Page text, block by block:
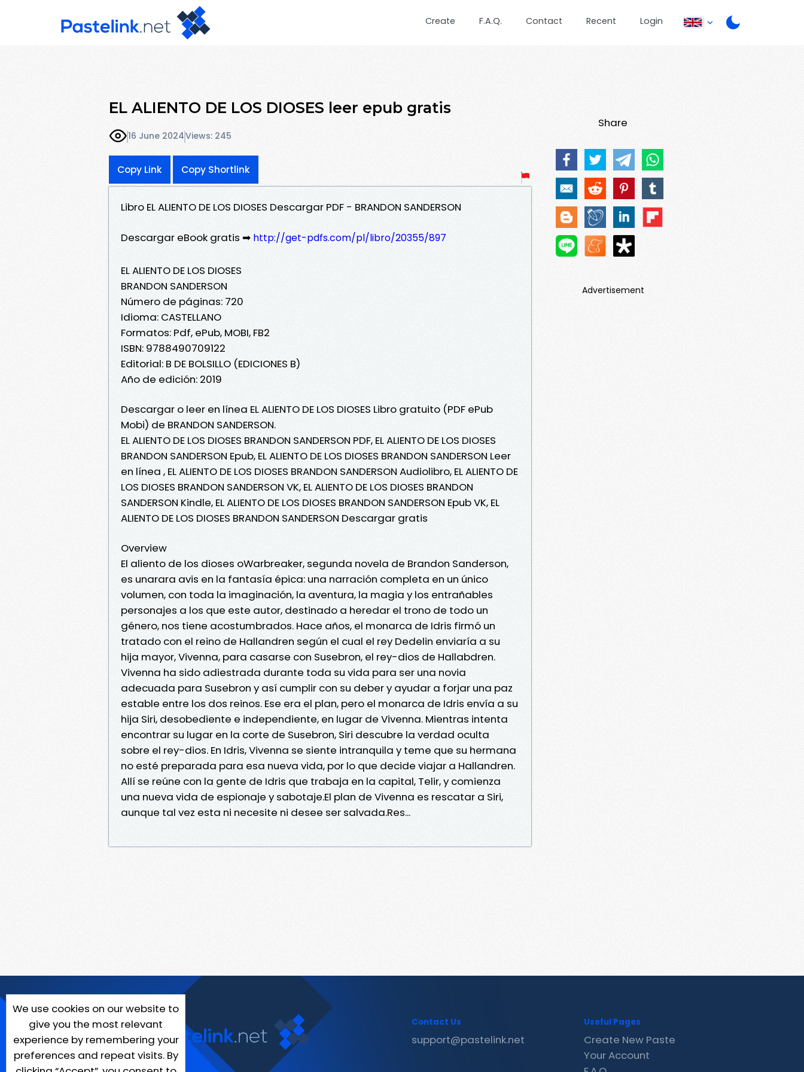
Create F.A.Q. Contact Recent Login
EL ALIENTO DE LOS DIOSES leer epub gratis
16 June 2024Views: 245
Copy Link Copy Shortlink
Libro EL ALIENTO DE LOS DIOSES Descargar PDF - BRANDON SANDERSON
Descargar eBook gratis ➡ http://get-pdfs.com/pl/libro/20355/897
EL ALIENTO DE LOS DIOSES
BRANDON SANDERSON
Número de páginas: 720
Idioma: CASTELLANO
Formatos: Pdf, ePub, MOBI, FB2
ISBN: 9788490709122
Editorial: B DE BOLSILLO (EDICIONES B)
Año de edición: 2019
Descargar o leer en línea EL ALIENTO DE LOS DIOSES Libro gratuito (PDF ePub
Mobi) de BRANDON SANDERSON.
EL ALIENTO DE LOS DIOSES BRANDON SANDERSON PDF, EL ALIENTO DE LOS DIOSES
BRANDON SANDERSON Epub, EL ALIENTO DE LOS DIOSES BRANDON SANDERSON Leer
en línea , EL ALIENTO DE LOS DIOSES BRANDON SANDERSON Audiolibro, EL ALIENTO DE
LOS DIOSES BRANDON SANDERSON VK, EL ALIENTO DE LOS DIOSES BRANDON
SANDERSON Kindle, EL ALIENTO DE LOS DIOSES BRANDON SANDERSON Epub VK, EL
ALIENTO DE LOS DIOSES BRANDON SANDERSON Descargar gratis
Overview
El aliento de los dioses oWarbreaker, segunda novela de Brandon Sanderson,
es unarara avis en la fantasía épica: una narración completa en un único
volumen, con toda la imaginación, la aventura, la magia y los entrañables
personajes a los que este autor, destinado a heredar el trono de todo un
género, nos tiene acostumbrados. Hace años, el monarca de Idris firmó un
tratado con el reino de Hallandren según el cual el rey Dedelin enviaría a su
hija mayor, Vivenna, para casarse con Susebron, el rey-dios de Hallabdren.
Vivenna ha sido adiestrada durante toda su vida para ser una novia
adecuada para Susebron y así cumplir con su deber y ayudar a forjar una paz
estable entre los dos reinos. Ese era el plan, pero el monarca de Idris envía a su
hija Siri, desobediente e independiente, en lugar de Vivenna. Mientras intenta
encontrar su lugar en la corte de Susebron, Siri descubre la verdad oculta
sobre el rey-dios. En Idris, Vivenna se siente intranquila y teme que su hermana
no esté preparada para esa nueva vida, por lo que decide viajar a Hallandren.
Allí se reúne con la gente de Idris que trabaja en la capital, Telir, y comienza
una nueva vida de espionaje y sabotaje.El plan de Vivenna es rescatar a Siri,
aunque tal vez esta ni necesite ni desee ser salvada.Res...
Share
Advertisement
We use cookies on our website to
give you the most relevant
experience by remembering your
preferences and repeat visits. By
Contact Us
support@pastelink.net
Useful Pages
Create New Paste
Your Account